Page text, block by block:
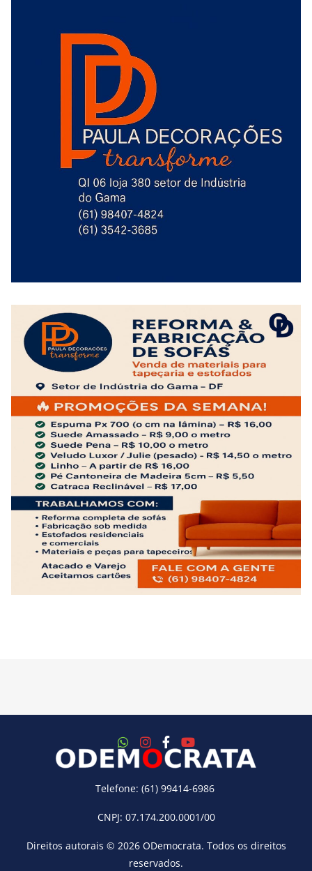
Telefone: (61) 99414-6986
CNPJ: 07.174.200.0001/00
Direitos autorais © 2026 ODemocrata. Todos os direitos
reservados.